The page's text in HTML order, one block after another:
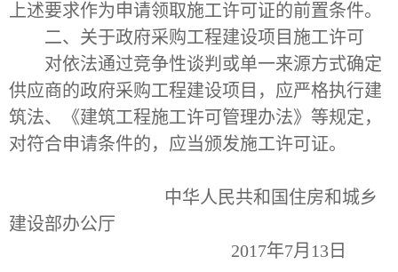
上述要求作为申请领取施工许可证的前置条件。
二、关于政府采购工程建设项目施工许可
对依法通过竞争性谈判或单一来源方式确定
供应商的政府采购工程建设项目，应严格执行建
筑法、《建筑工程施工许可管理办法》等规定，
对符合申请条件的，应当颁发施工许可证。
中华人民共和国住房和城乡
建设部办公厅
2017年7月13日